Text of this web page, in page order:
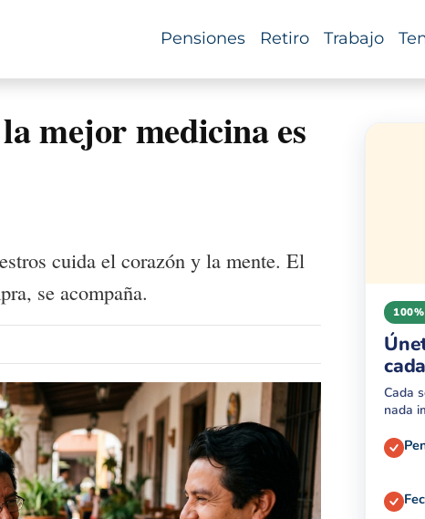
Pensiones Retiro Trabajo
mejor medicina es
cuida el corazón y la mente. El
se acompaña.
Cada
nada